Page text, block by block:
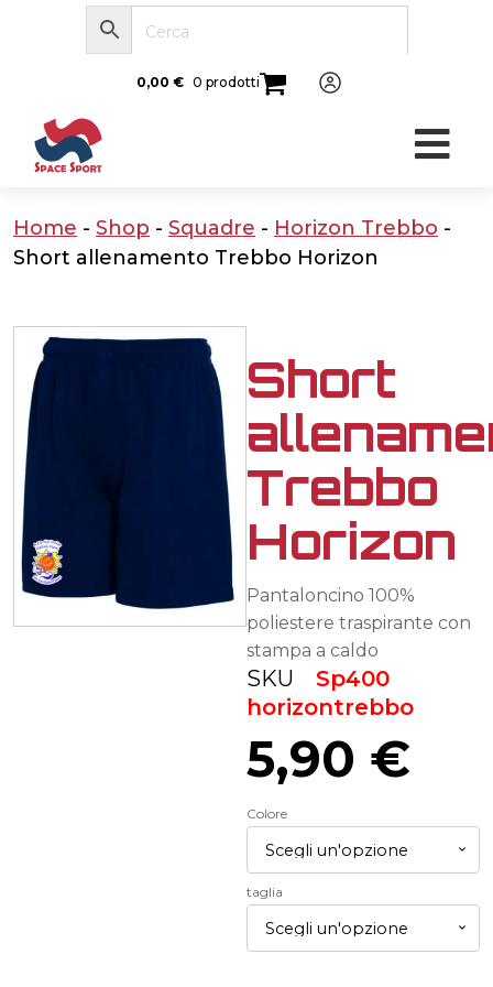
0,00 € 0 prodotti
Home - Shop - Squadre - Horizon Trebbo -
Short allenamento Trebbo Horizon
Short
Trebbo
Horizon
Pantaloncino 100%
poliestere traspirante con
stampa a caldo
SKU Sp400
horizontrebbo
5,90 €
Colore
taglia